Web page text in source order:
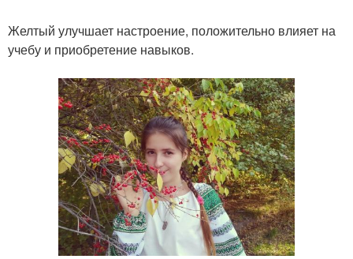
Желтый улучшает настроение, положительно влияет на
учебу и приобретение навыков.